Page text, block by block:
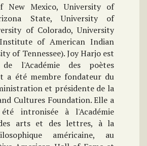
New Mexico, University of
State, University of
of Colorado, University
of American Indian
of Tennessee). Joy Harjo est
de l'Académie des poètes
a été membre fondateur du
et présidente de la
Cultures Foundation. Elle a
intronisée à l'Académie
arts et des lettres, à la
américaine, au